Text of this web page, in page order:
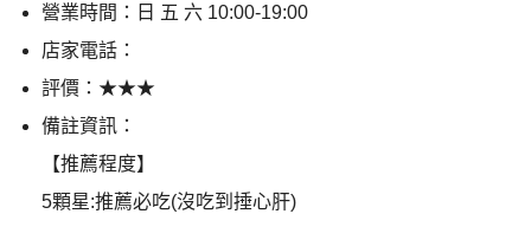
營業時間：日 五 六 10:00-19:00
店家電話：
評價：★★★
備註資訊：
【推薦程度】
5顆星:推薦必吃(沒吃到捶心肝)